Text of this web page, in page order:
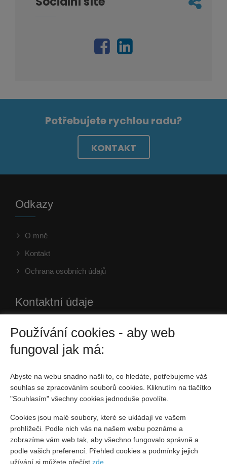
Potřebujete rychlou radu?
KONTAKT
Odkazy
O mně
Kontakt
Ochrana osobních údajů
Kontaktní údaje
Husova 120/41, Kutná Hora
736 160 899
jiri.bicak@4fin.cz
IČO: Česká republika
Sociální sítě
Používání cookies - aby web
fungoval jak má:
Abyste na webu snadno našli to, co hledáte, potřebujeme váš
souhlas se zpracováním souborů cookies. Kliknutím na tlačítko
"Souhlasím" všechny cookies jednoduše povolíte.
Cookies jsou malé soubory, které se ukládají ve vašem
prohlížeči. Podle nich vás na našem webu poznáme a
zobrazíme vám web tak, aby všechno fungovalo správně a
podle vašich preferencí. Přehled cookies a podmínky jejich
užívání si můžete přečíst zde